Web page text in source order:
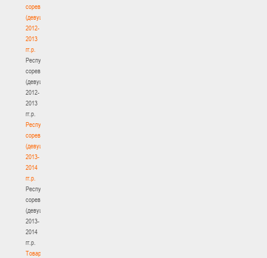
соревнования
(девушки)
2012-
2013
гг.р.
Республиканские
соревнования
(девушки)
2012-
2013
гг.р.
Республиканские
соревнования
(девушки)
2013-
2014
гг.р.
Республиканские
соревнования
(девушки)
2013-
2014
гг.р.
Товарищеские